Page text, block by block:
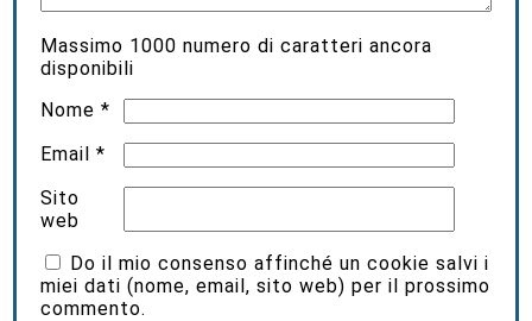
Massimo 1000 numero di caratteri ancora
disponibili
Nome*
Email*
Sito
web
Do il mio consenso affinché un cookie salvi i
miei dati (nome, email, sito web) per il prossimo
commento.